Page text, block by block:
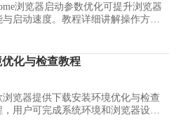
浏览器启动参数优化可提升浏览器
与启动速度。教程详细讲解操作方
化与检查教程
浏览器提供下载安装环境优化与检查
，用户可完成系统环境和浏览器设置